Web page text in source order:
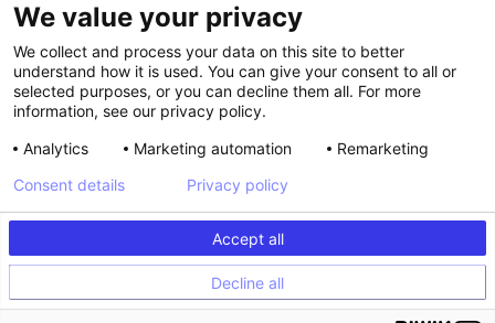
Devenir partenaires
Liste de nos intégrations
Agences Partenaires
© Kameleoon — 2026 All rights Reserved
Privacy policy
Platform Status
We value your privacy
We collect and process your data on this site to better
understand how it is used. You can give your consent to all or
selected purposes, or you can decline them all. For more
information, see our privacy policy.
Analytics
Marketing automation Remarketing
Accept all
Decline all
Consent details Privacy policy